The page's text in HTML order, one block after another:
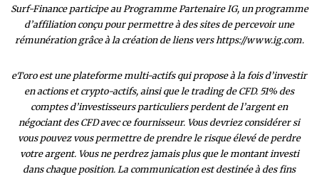
Surf-Finance participe au Programme Partenaire IG, un programme
d’affiliation conçu pour permettre à des sites de percevoir une
rémunération grâce à la création de liens vers https://www.ig.com.
eToro est une plateforme multi-actifs qui propose à la fois d’investir
en actions et crypto-actifs, ainsi que le trading de CFD. 51% des
comptes d’investisseurs particuliers perdent de l’argent en
négociant des CFD avec ce fournisseur. Vous devriez considérer si
vous pouvez vous permettre de prendre le risque élevé de perdre
votre argent. Vous ne perdrez jamais plus que le montant investi
dans chaque position. La communication est destinée à des fins